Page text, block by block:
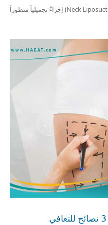
تعد عملية شفط الدهون من الرقبة (Neck Liposuction) إجراءً تجميلياً متطوراً